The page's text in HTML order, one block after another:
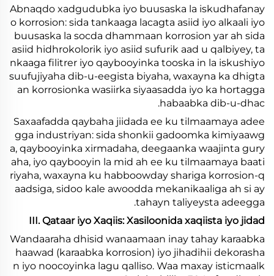
Abnaqdo xadgudubka iyo buusaska la iskudhafanay
o korrosion: sida tankaaga lacagta asiid iyo alkaali iyo
buusaska la socda dhammaan korrosion yar ah sida
asiid hidhrokolorik iyo asiid sufurik aad u qalbiyey, ta
nkaaga filitrer iyo qaybooyinka tooska in la iskushiyo
suufujiyaha dib-u-eegista biyaha, waxayna ka dhigta
an korrosionka wasiirka siyaasadda iyo ka hortagga
habaabka dib-u-dhac.
Saxaafadda qaybaha jiidada ee ku tilmaamaya adee
gga industriyan: sida shonkii gadoomka kimiyaawg
a, qaybooyinka xirmadaha, deegaanka waajinta gury
aha, iyo qaybooyin la mid ah ee ku tilmaamaya baati
riyaha, waxayna ku habboowday shariga korrosion-q
aadsiga, sidoo kale awoodda mekanikaaliga ah si ay
tahayn taliyeysta adeegga.
III. Qataar iyo Xaqiis: Xasiloonida xaqiista iyo jidad
Wandaaraha dhisid wanaamaan inay tahay karaabka
haawad (karaabka korrosion) iyo jihadihii dekorasha
n iyo noocoyinka lagu qalliso. Waa maxay isticmaalk